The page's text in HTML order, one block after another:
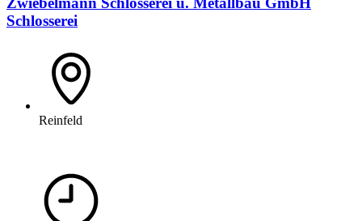
Schlosserei
Reinfeld